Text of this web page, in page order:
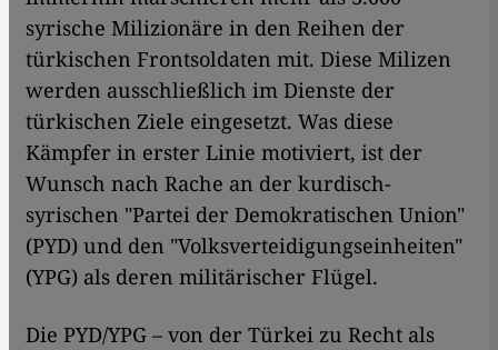
syrische Milizionäre in den Reihen der
türkischen Frontsoldaten mit. Diese Milizen
werden ausschließlich im Dienste der
türkischen Ziele eingesetzt. Was diese
Kämpfer in erster Linie motiviert, ist der
Wunsch nach Rache an der kurdisch-
syrischen "Partei der Demokratischen Union"
(PYD) und den "Volksverteidigungseinheiten"
(YPG) als deren militärischer Flügel.
Die PYD/YPG – von der Türkei zu Recht als